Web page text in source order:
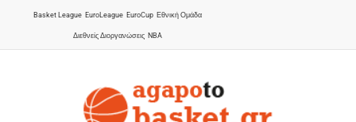
Basket League EuroLeague EuroCup Εθνική Ομάδα
Διεθνείς Διοργανώσεις NBA